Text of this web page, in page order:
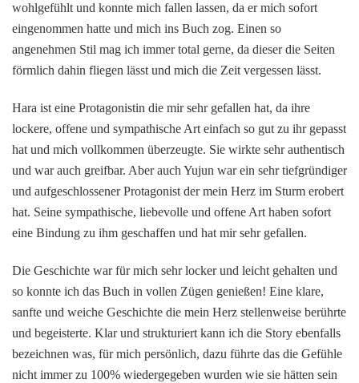
wohlgefühlt und konnte mich fallen lassen, da er mich sofort
eingenommen hatte und mich ins Buch zog. Einen so
angenehmen Stil mag ich immer total gerne, da dieser die Seiten
förmlich dahin fliegen lässt und mich die Zeit vergessen lässt.
Hara ist eine Protagonistin die mir sehr gefallen hat, da ihre
lockere, offene und sympathische Art einfach so gut zu ihr gepasst
hat und mich vollkommen überzeugte. Sie wirkte sehr authentisch
und war auch greifbar. Aber auch Yujun war ein sehr tiefgründiger
und aufgeschlossener Protagonist der mein Herz im Sturm erobert
hat. Seine sympathische, liebevolle und offene Art haben sofort
eine Bindung zu ihm geschaffen und hat mir sehr gefallen.
Die Geschichte war für mich sehr locker und leicht gehalten und
so konnte ich das Buch in vollen Zügen genießen! Eine klare,
sanfte und weiche Geschichte die mein Herz stellenweise berührte
und begeisterte. Klar und strukturiert kann ich die Story ebenfalls
bezeichnen was, für mich persönlich, dazu führte das die Gefühle
nicht immer zu 100% wiedergegeben wurden wie sie hätten sein